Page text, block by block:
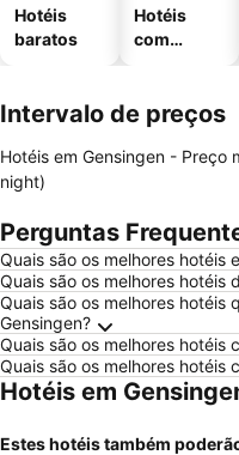
Hotéis
baratos
Hotéis
com
Intervalo de preços
Hotéis em Gensingen - Preço
night)
Perguntas
Quais são os melhores hotéis
Quais são os melhores hotéis
Quais são os melhores hotéis
Gensingen?
Quais são os melhores hotéis
Quais são os melhores hotéis
Hotéis em
Estes hotéis também